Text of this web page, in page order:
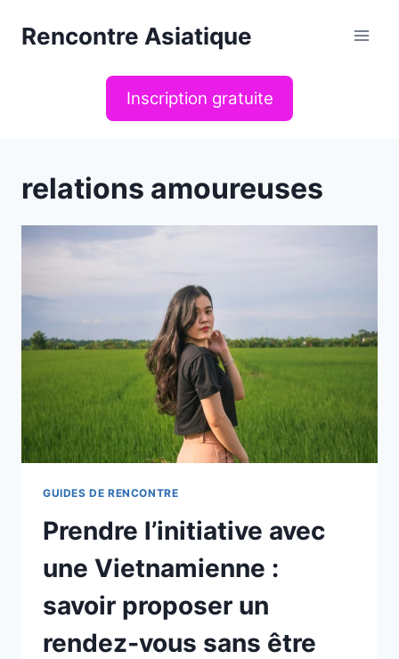
Rencontre Asiatique
Inscription gratuite
relations amoureuses
GUIDES DE RENCONTRE
Prendre l’initiative avec
une Vietnamienne :
savoir proposer un
rendez‑vous sans être